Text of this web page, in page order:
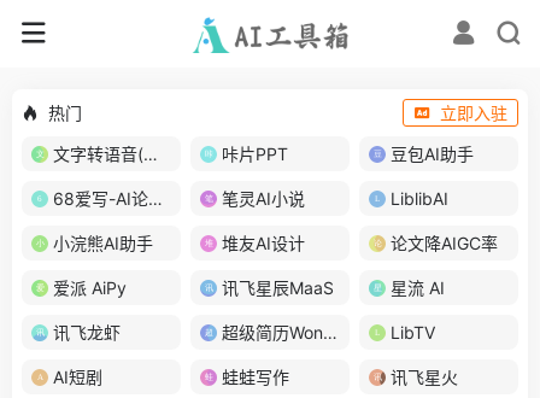
热门
立即入驻
文字转语音(琅琅配音)
咔片PPT 豆包AI助手
68爱写-AI论文写作 笔灵AI小说 LiblibAI
小浣熊AI助手 堆友AI设计 论文降AIGC率
爱派 AiPy 讯飞星辰MaaS 星流 AI
讯飞龙虾 超级简历WonderCV LibTV
AI短剧 蛙蛙写作 讯飞星火